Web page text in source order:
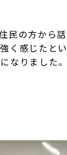
の方から
く感じたと
なりました